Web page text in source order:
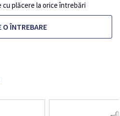
plăcere la orice întrebări
O ÎNTREBARE